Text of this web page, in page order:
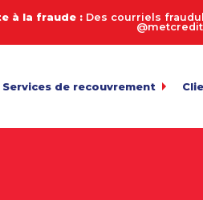
à la fraude : Des courriels
Services de recouvrement